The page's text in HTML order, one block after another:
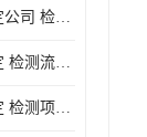
厦门福建省房屋鉴定公司 检测流程规范 加强房屋的日常与管理
厦门厦门市房屋鉴定 检测流程规范 检测方式多样化
南平厦门市房屋鉴定 检测项目广 经验较为丰富